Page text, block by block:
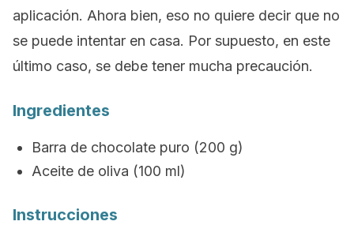
aplicación. Ahora bien, eso no quiere decir que no
se puede intentar en casa. Por supuesto, en este
último caso, se debe tener mucha precaución.
Ingredientes
Barra de chocolate puro (200 g)
Aceite de oliva (100 ml)
Instrucciones